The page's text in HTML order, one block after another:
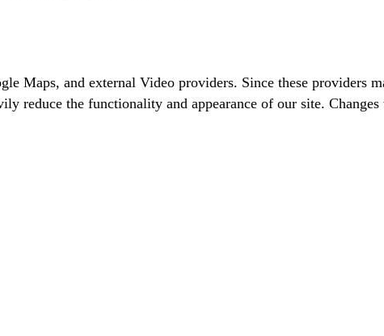
Maps, and external Video providers. Since these providers
reduce the functionality and appearance of our site.